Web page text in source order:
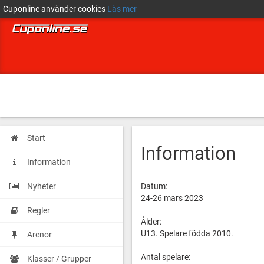
Cuponline använder cookies Läs mer
Start
Information
Nyheter
Regler
Arenor
Klasser / Grupper
Information
Datum:
24-26 mars 2023
Ålder:
U13. Spelare födda 2010.
Antal spelare: